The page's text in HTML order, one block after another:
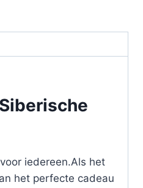
iedereen.Als het
het perfecte cadeau